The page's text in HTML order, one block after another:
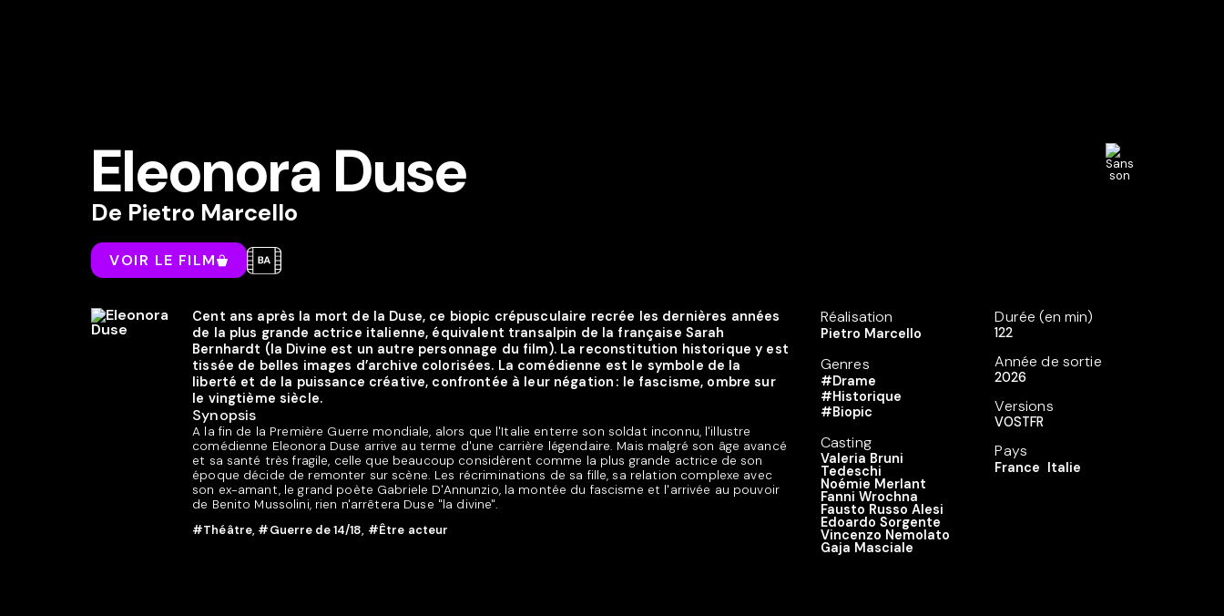
Eleonora Duse
De Pietro Marcello
VOIR LE FILM
Cent ans après la mort de la Duse, ce biopic crépusculaire recrée les dernières années
de la plus grande actrice italienne, équivalent transalpin de la française Sarah
Bernhardt (la Divine est un autre personnage du film). La reconstitution historique y est
tissée de belles images d’archive colorisées. La comédienne est le symbole de la
liberté et de la puissance créative, confrontée à leur négation : le fascisme, ombre sur
le vingtième siècle.
Synopsis
A la fin de la Première Guerre mondiale, alors que l'Italie enterre son soldat inconnu, l'illustre
comédienne Eleonora Duse arrive au terme d'une carrière légendaire. Mais malgré son âge avancé
et sa santé très fragile, celle que beaucoup considèrent comme la plus grande actrice de son
époque décide de remonter sur scène. Les récriminations de sa fille, sa relation complexe avec
son ex-amant, le grand poète Gabriele D'Annunzio, la montée du fascisme et l'arrivée au pouvoir
de Benito Mussolini, rien n'arrêtera Duse "la divine".
#Théâtre, #Guerre de 14/18, #Être acteur
Réalisation
Pietro Marcello
Genres
#Drame
#Historique
#Biopic
Casting
Valeria Bruni
Tedeschi
Noémie Merlant
Fanni Wrochna
Fausto Russo Alesi
Edoardo Sorgente
Vincenzo Nemolato
Gaja Masciale
Durée (en min)
122
Année de sortie
2026
Versions
VOSTFR
Pays
France Italie